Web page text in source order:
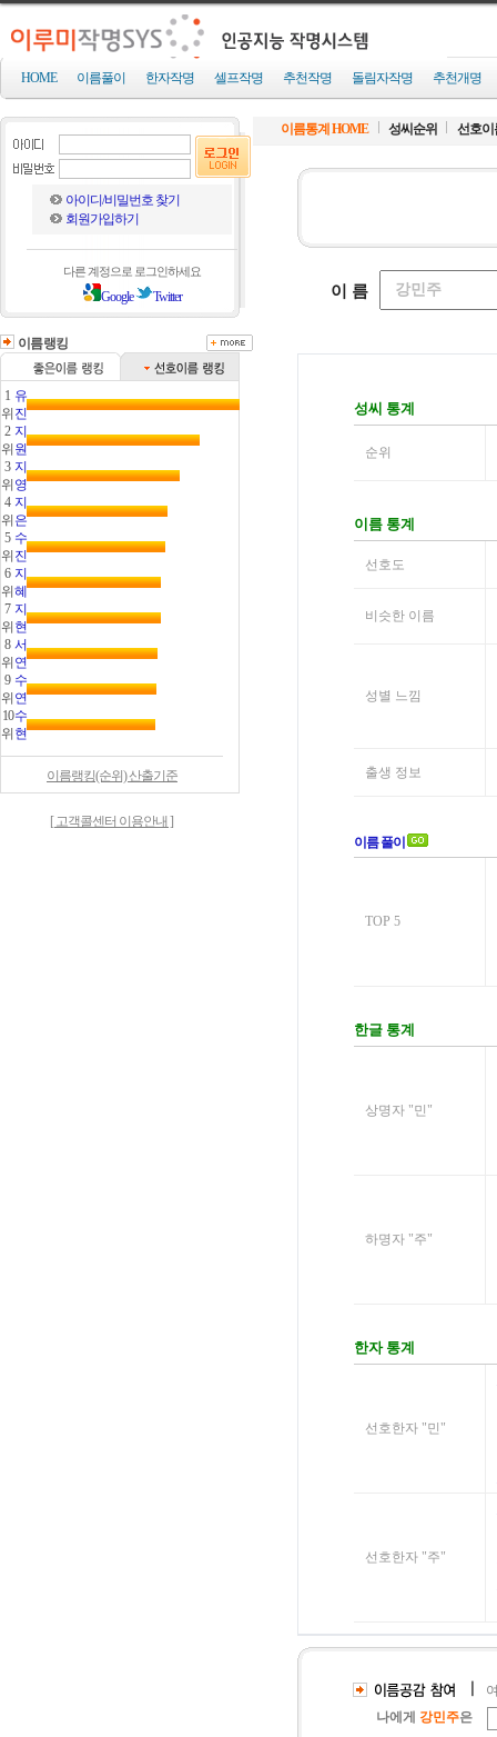
HOME 이름풀이 한자작명 셀프작명 추천작명 돌림자작명 추천개명
아이디/비밀번호 찾기
회원가입하기
다른 계정으로 로그인하세요
Google Twitter
이름랭킹
1
위
유
진
2
위
지
원
3
위
지
영
4
위
지
은
5
위
수
진
6
위
지
혜
7
위
지
현
8
위
서
연
9
위
수
연
10
위
수
현
이름랭킹(순위) 산출기준
[ 고객콜센터 이용안내 ]
이름통계 HOME 성씨순위 선호